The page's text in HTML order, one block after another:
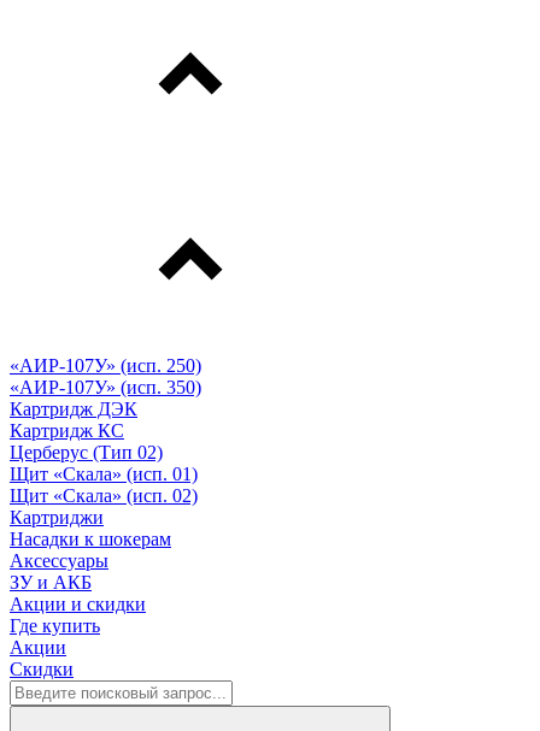
«АИР-107У» (исп. 250)
«АИР-107У» (исп. 350)
Картридж ДЭК
Картридж КС
Церберус (Тип 02)
Щит «Скала» (исп. 01)
Щит «Скала» (исп. 02)
Картриджи
Насадки к шокерам
Аксессуары
ЗУ и АКБ
Акции и скидки
Где купить
Акции
Скидки